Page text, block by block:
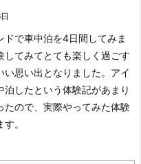
ドで車中泊を4日間してみま
してみてとても楽しく過ごす
い思い出となりました。 アイ
泊したという体験記があまり
たので、実際やってみた体験
。